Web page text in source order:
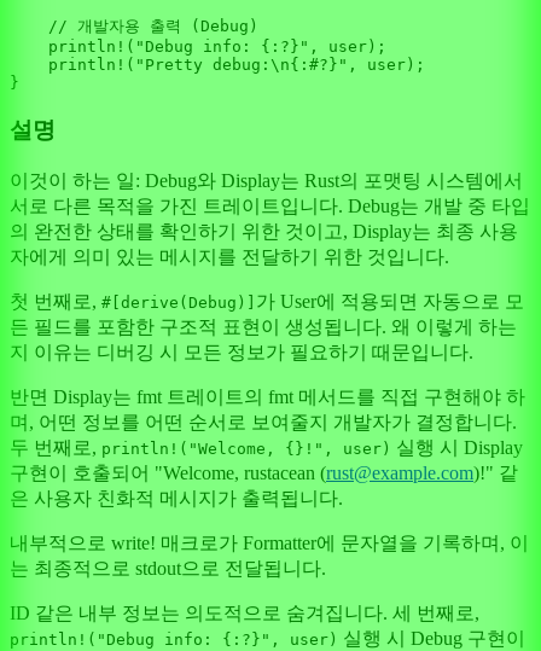
// 개발자용 출력 (Debug)
println! ( "Debug info: {:?}" , user);
println! ( "Pretty debug:\n{:#?}" , user);
설명
이것이 하는 일: Debug와 Display는 Rust의 포맷팅 시스템에서
서로 다른 목적을 가진 트레이트입니다. Debug는 개발 중 타입
의 완전한 상태를 확인하기 위한 것이고, Display는 최종 사용
자에게 의미 있는 메시지를 전달하기 위한 것입니다.
첫 번째로, #[derive(Debug)] 가 User에 적용되면 자동으로 모
든 필드를 포함한 구조적 표현이 생성됩니다. 왜 이렇게 하는
지 이유는 디버깅 시 모든 정보가 필요하기 때문입니다.
반면 Display는 fmt 트레이트의 fmt 메서드를 직접 구현해야 하
며, 어떤 정보를 어떤 순서로 보여줄지 개발자가 결정합니다.
두 번째로, println!("Welcome, {}!", user) 실행 시 Display
구현이 호출되어 "Welcome, rustacean (rust@example.com)!" 같
은 사용자 친화적 메시지가 출력됩니다.
내부적으로 write! 매크로가 Formatter에 문자열을 기록하며, 이
는 최종적으로 stdout으로 전달됩니다.
ID 같은 내부 정보는 의도적으로 숨겨집니다. 세 번째로,
println!("Debug info: {:?}", user) 실행 시 Debug 구현이